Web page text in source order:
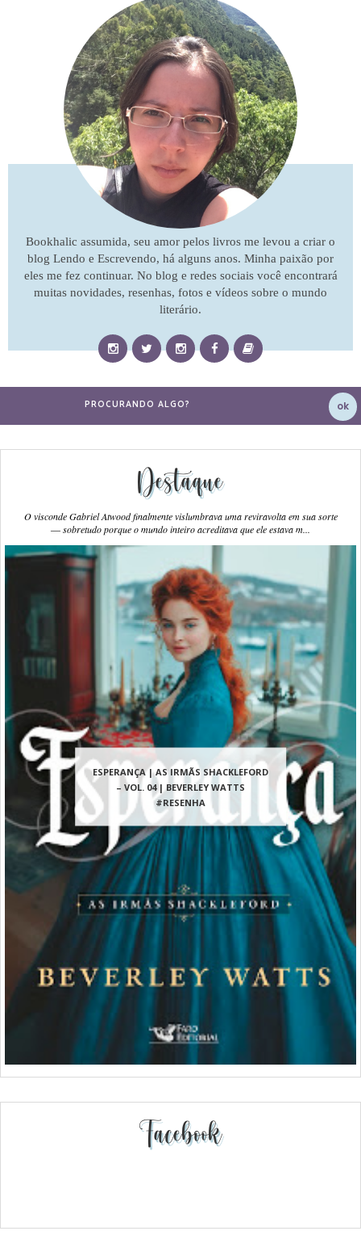
Bookhalic assumida, seu amor pelos livros me levou a criar o
blog Lendo e Escrevendo, há alguns anos. Minha paixão por
eles me fez continuar. No blog e redes sociais você encontrará
muitas novidades, resenhas, fotos e vídeos sobre o mundo
literário.
Destaque
ESPERANÇA | AS IRMÃS SHACKLEFORD
– VOL. 04 | BEVERLEY WATTS
#RESENHA
O visconde Gabriel Atwood finalmente vislumbrava uma reviravolta em sua sorte
― sobretudo porque o mundo inteiro acreditava que ele estava m...
Facebook